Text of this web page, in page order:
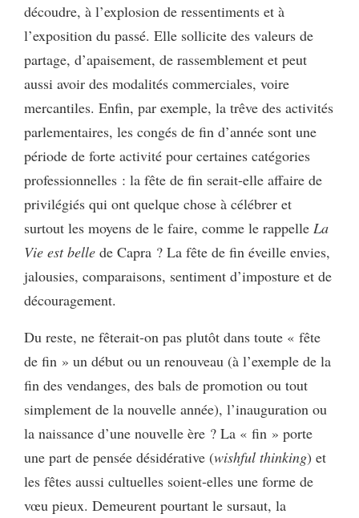
découdre, à l’explosion de ressentiments et à
l’exposition du passé. Elle sollicite des valeurs de
partage, d’apaisement, de rassemblement et peut
aussi avoir des modalités commerciales, voire
mercantiles. Enfin, par exemple, la trêve des activités
parlementaires, les congés de fin d’année sont une
période de forte activité pour certaines catégories
professionnelles : la fête de fin serait-elle affaire de
privilégiés qui ont quelque chose à célébrer et
surtout les moyens de le faire, comme le rappelle La
Vie est belle de Capra ? La fête de fin éveille envies,
jalousies, comparaisons, sentiment d’imposture et de
découragement.
Du reste, ne fêterait-on pas plutôt dans toute « fête
de fin » un début ou un renouveau (à l’exemple de la
fin des vendanges, des bals de promotion ou tout
simplement de la nouvelle année), l’inauguration ou
la naissance d’une nouvelle ère ? La « fin » porte
une part de pensée désidérative (wishful thinking) et
les fêtes aussi cultuelles soient-elles une forme de
vœu pieux. Demeurent pourtant le sursaut, la